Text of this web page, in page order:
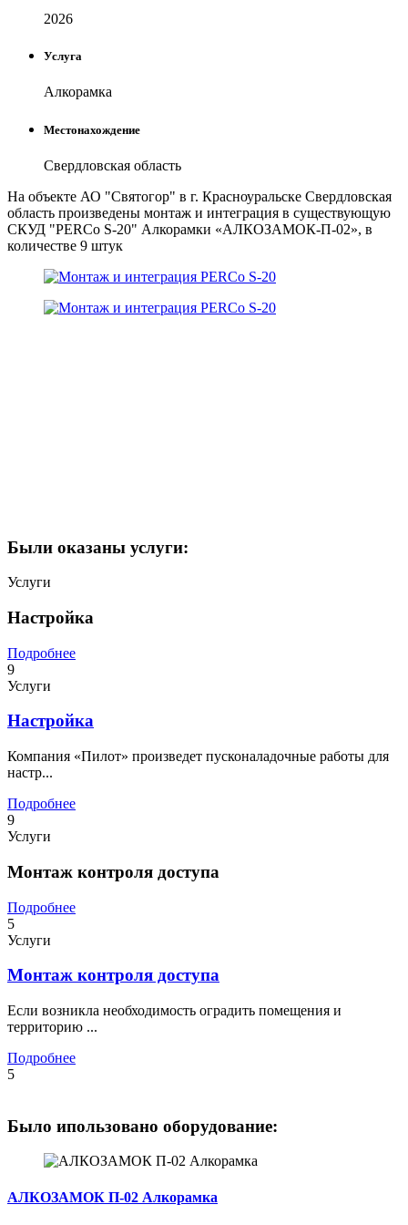
2026
Услуга
Алкорамка
Местонахождение
Свердловская область
На объекте АО "Святогор" в г. Красноуральске Свердловская
область произведены монтаж и интеграция в существующую
СКУД "PERCo S-20" Алкорамки «АЛКОЗАМОК-П-02», в
количестве 9 штук
Были оказаны услуги:
Услуги
Настройка
Подробнее
9
Услуги
Настройка
Компания «Пилот» произведет пусконаладочные работы для
настр...
Подробнее
9
Услуги
Монтаж контроля доступа
Подробнее
5
Услуги
Монтаж контроля доступа
Если возникла необходимость оградить помещения и
территорию ...
Подробнее
5
Было ипользовано оборудование:
АЛКОЗАМОК П-02 Алкорамка